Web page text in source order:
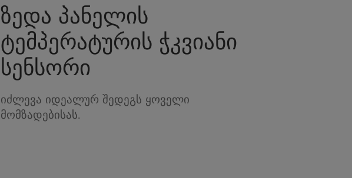
ზედა პანელის
ტემპერატურის ჭკვიანი
სენსორი
იძლევა იდეალურ შედეგს ყოველი
მომზადებისას.